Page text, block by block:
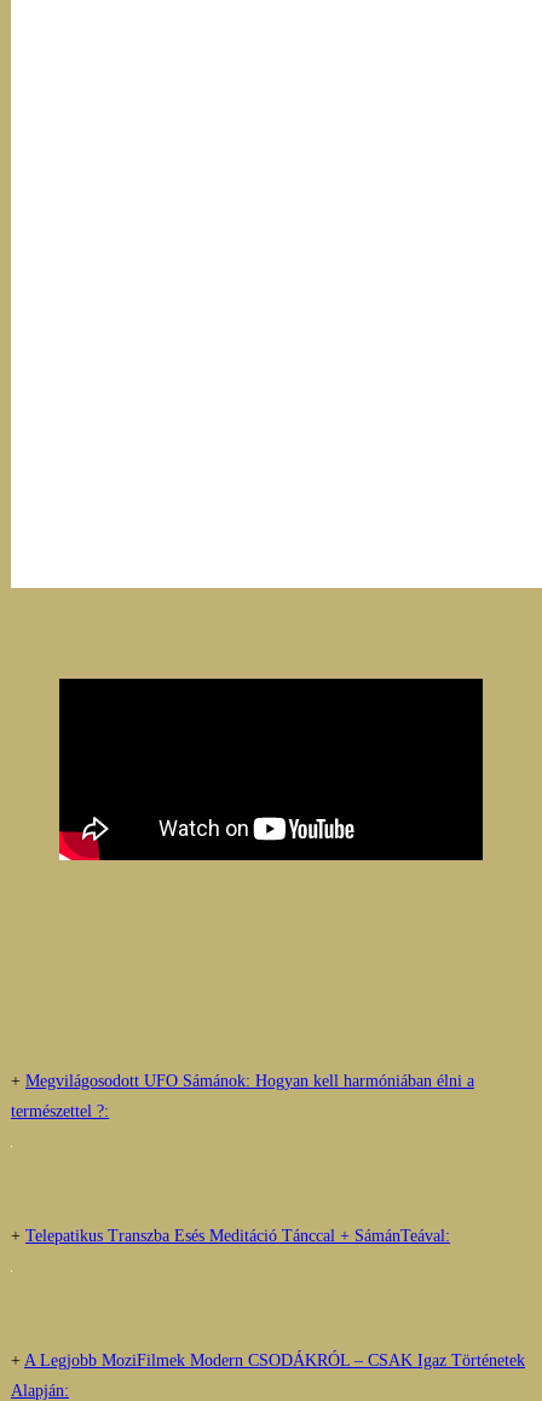
+ Megvilágosodott UFO Sámánok: Hogyan kell harmóniában élni a
természettel ?:
+ Telepatikus Transzba Esés Meditáció Tánccal + SámánTeával:
+ A Legjobb MoziFilmek Modern CSODÁKRÓL – CSAK Igaz Történetek
Alapján: